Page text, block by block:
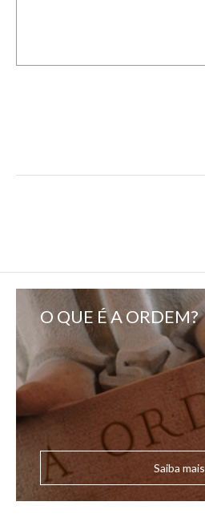
O QUE É A ORDEM?
Saiba mais